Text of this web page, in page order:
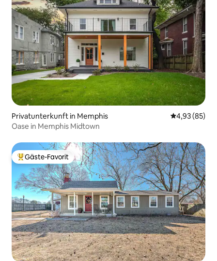
Privatunterkunft in Memphis
4,93 (85)
Oase in Memphis Midtown
Beliebter Gäste-Favorit.
Gäste-Favorit